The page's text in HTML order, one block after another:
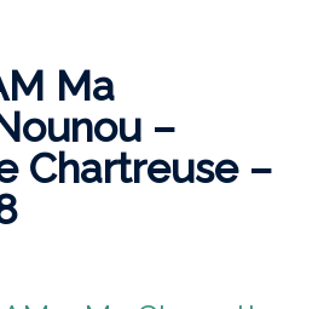
Ma
–
Chartreuse –